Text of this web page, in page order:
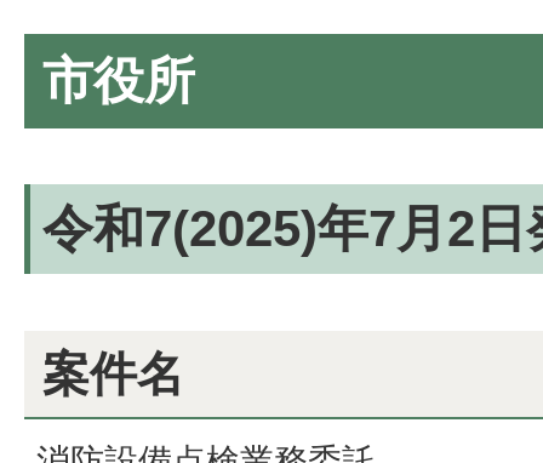
市役所
令和7(2025)年7月2日
案件名